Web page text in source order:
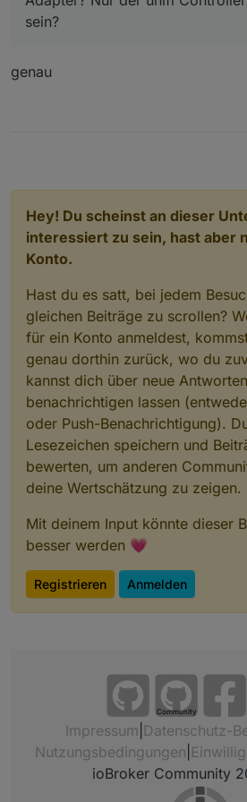
sein?
genau
Hey! Du scheinst an dieser
interessiert zu sein, hast aber
Konto.
Hast du es satt, bei jedem
gleichen Beiträge zu scrollen?
für ein Konto anmeldest,
genau dorthin zurück, wo du
kannst dich über neue Antworten
benachrichtigen lassen
oder Push-Benachrichtigung).
Lesezeichen speichern und
bewerten, um anderen
deine Wertschätzung zu zeigen.
Mit deinem Input könnte dieser
besser werden 💗
Registrieren Anmelden
Community
Impressum Datenschutz-
Nutzungsbedingungen
ioBroker Community